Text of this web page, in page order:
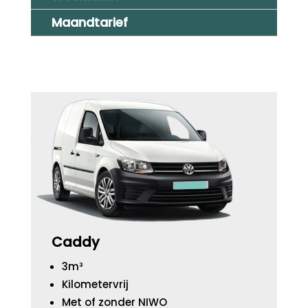
Maandtarief
Caddy
3m³
Kilometervrij
Met of zonder NIWO